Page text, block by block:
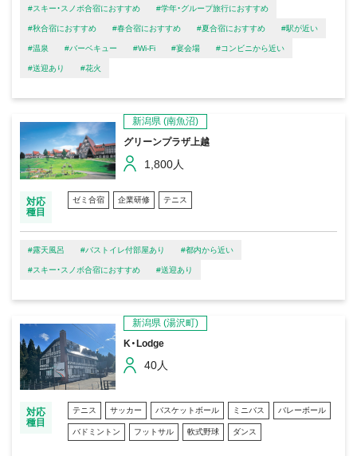
#スキー・スノボ合宿におすすめ #学年・グループ旅行におすすめ
#秋合宿におすすめ #春合宿におすすめ #夏合宿におすすめ #駅が近い
#温泉 #バーベキュー #Wi-Fi #宴会場 #コンビニから近い
#送迎あり #花火
新潟県 (南魚沼)
グリーンプラザ上越
1,800人
対応
種目
ゼミ合宿 企業研修 テニス
#露天風呂 #バストイレ付部屋あり #都内から近い
#スキー・スノボ合宿におすすめ #送迎あり
新潟県 (湯沢町)
K・Lodge
40人
対応
種目
テニス サッカー バスケットボール ミニバス バレーボール
バドミントン フットサル 軟式野球 ダンス